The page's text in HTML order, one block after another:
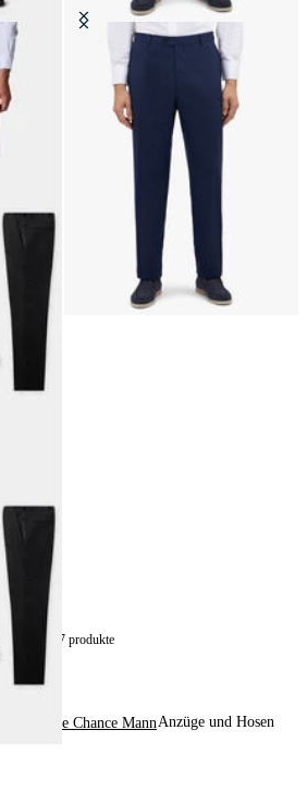
Marineblau Stretch-Schurwollhose
17 von 17produkte
Letzte Chance MannAnzüge und Hosen